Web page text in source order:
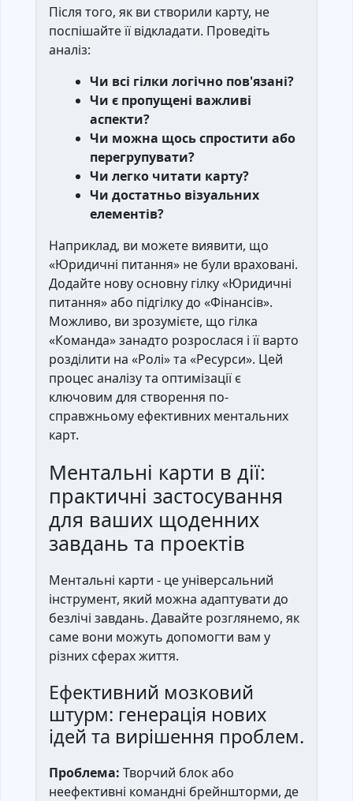
Після того, як ви створили карту, не
поспішайте її відкладати. Проведіть
аналіз:
Чи всі гілки логічно пов'язані?
Чи є пропущені важливі
аспекти?
Чи можна щось спростити або
перегрупувати?
Чи легко читати карту?
Чи достатньо візуальних
елементів?
Наприклад, ви можете виявити, що
«Юридичні питання» не були враховані.
Додайте нову основну гілку «Юридичні
питання» або підгілку до «Фінансів».
Можливо, ви зрозумієте, що гілка
«Команда» занадто розрослася і її варто
розділити на «Ролі» та «Ресурси». Цей
процес аналізу та оптимізації є
ключовим для створення по-
справжньому ефективних ментальних
карт.
Ментальні карти в дії:
практичні застосування
для ваших щоденних
завдань та проектів
Ментальні карти - це універсальний
інструмент, який можна адаптувати до
безлічі завдань. Давайте розглянемо, як
саме вони можуть допомогти вам у
різних сферах життя.
Ефективний мозковий
штурм: генерація нових
ідей та вирішення проблем.
Проблема: Творчий блок або
неефективні командні брейншторми, де